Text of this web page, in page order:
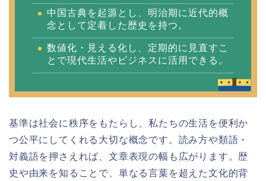
中国古典を起源とし、明治期に近代的概
念として定着した歴史を持つ。
数値化・見える化し、定期的に見直すこ
とで現代生活やビジネスに活用できる。
基準は社会に秩序をもたらし、私たちの生活を便利か
つ公平にしてくれる大切な概念です。読み方や類語・
対義語を押さえれば、文章表現の幅も広がります。歴
史や由来を知ることで、単なる言葉を超えた文化的背